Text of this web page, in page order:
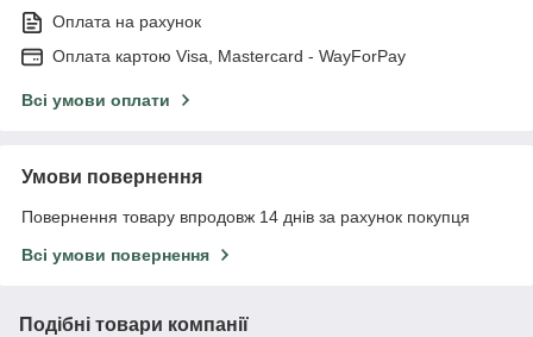
Оплата на рахунок
Оплата картою Visa, Mastercard - WayForPay
Всі умови оплати
Умови повернення
Повернення товару впродовж 14 днів за рахунок покупця
Всі умови повернення
Подібні товари компанії